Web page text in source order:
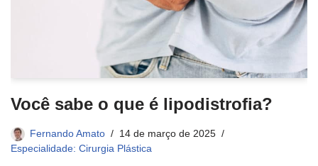
Você sabe o que é lipodistrofia?
Fernando Amato
14 de março de 2025
Especialidade: Cirurgia Plástica